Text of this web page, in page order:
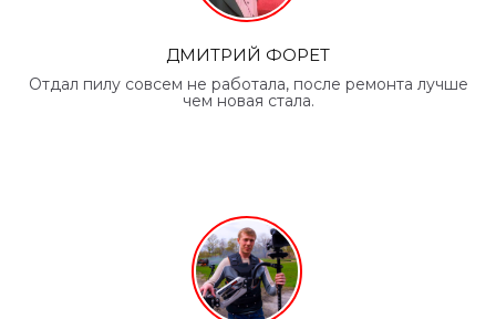
ДМИТРИЙ ФОРЕТ
Отдал пилу совсем не работала, после ремонта лучше
чем новая стала.